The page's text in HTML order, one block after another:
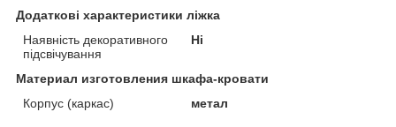
Додаткові характеристики ліжка
Наявність декоративного
підсвічування
Ні
Материал изготовления шкафа-кровати
Корпус (каркас)
метал